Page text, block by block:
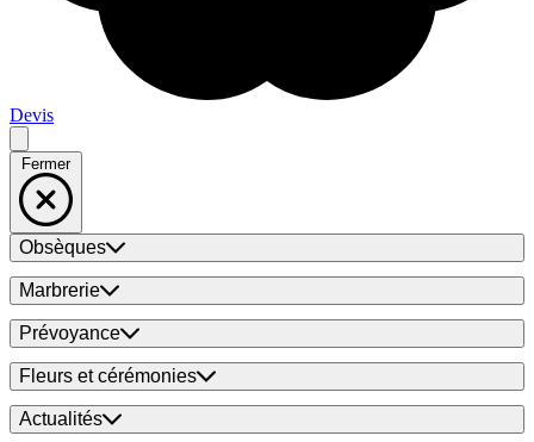
Devis
Fermer
Obsèques
Marbrerie
Prévoyance
Fleurs et cérémonies
Actualités